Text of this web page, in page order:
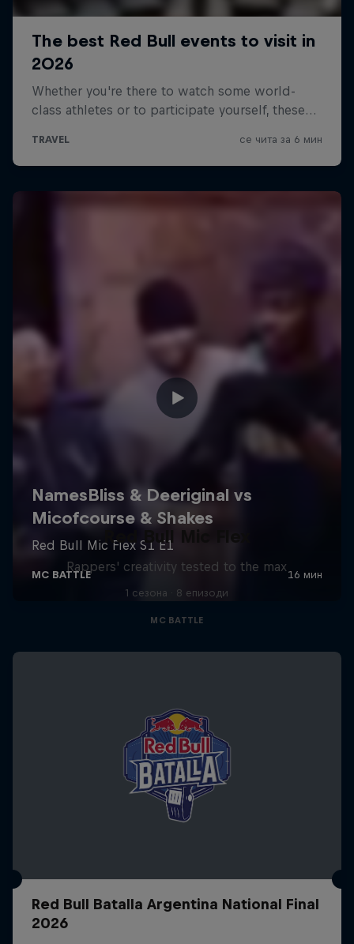
Red Bull Mic Flex
Rappers' creativity tested to the max
1 сезона · 8 епизоди
MC BATTLE
Red Bull Batalla Argentina National Final
2026